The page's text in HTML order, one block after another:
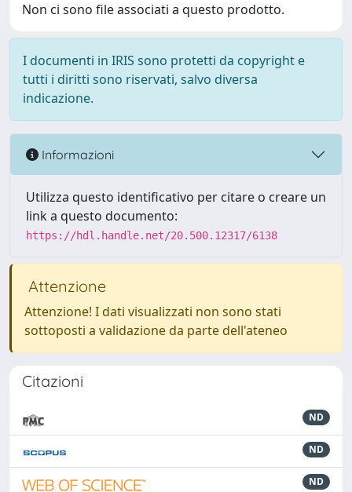
Non ci sono file associati a questo prodotto.
I documenti in IRIS sono protetti da copyright e
tutti i diritti sono riservati, salvo diversa
indicazione.
Informazioni
Utilizza questo identificativo per citare o creare un
link a questo documento:
https://hdl.handle.net/20.500.12317/6138
Attenzione
Attenzione! I dati visualizzati non sono stati
sottoposti a validazione da parte dell'ateneo
Citazioni
ND
ND
ND